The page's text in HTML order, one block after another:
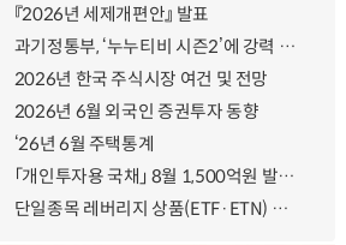
『2026년 세제개편안』 발표
과기정통부, ‘누누티비 시즌2’에 강력 대응 의지 밝혀
2026년 한국 주식시장 여건 및 전망
2026년 6월 외국인 증권투자 동향
‘26년 6월 주택통계
「개인투자용 국채」 8월 1,500억원 발행 예정
단일종목 레버리지 상품(ETF·ETN) 기본예탁금 강화 조기시행 방안 안내